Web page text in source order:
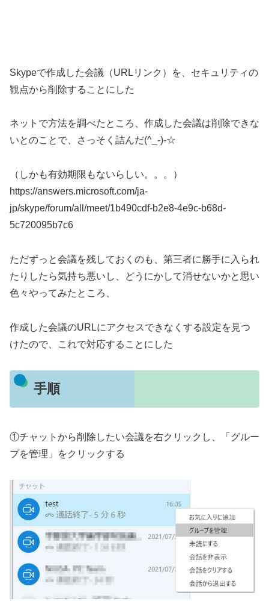
Skypeで作成した会議（URLリンク）を、セキュリティの
観点から削除することにした
ネットで方法を調べたところ、作成した会議は削除できな
いとのことで、さっそく詰んだ(^_-)-☆
（しかも有効期限もないらしい。。。）
https://answers.microsoft.com/ja-
jp/skype/forum/all/meet/1b490cdf-b2e8-4e9c-b68d-
5c720095b7c6
ただずっと会議を残しておくのも、第三者に勝手に入られ
たりしたら気持ち悪いし、どうにかして消せないかと思い
色々やってみたところ、
作成した会議のURLにアクセスできなくする設定を見つ
けたので、これで対応することにした
手順
①チャットから削除したい会議を右クリックし、「グルー
プを管理」をクリックする